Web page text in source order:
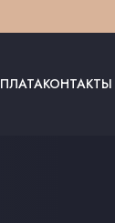
КОНТАКТЫ